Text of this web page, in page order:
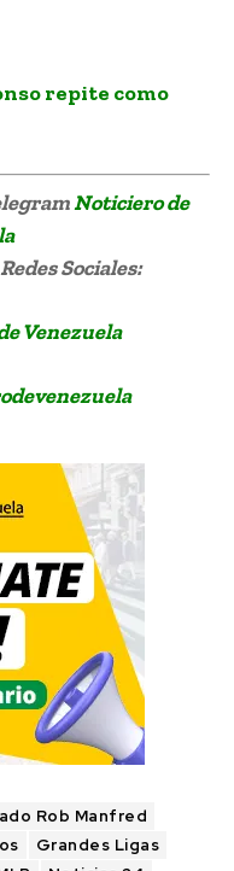
repite como
Noticiero de
Sociales:
Venezuela
Rob Manfred
Grandes Ligas